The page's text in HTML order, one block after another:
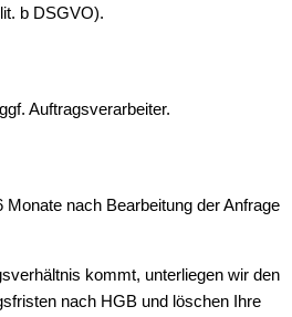
b DSGVO).
Auftragsverarbeiter.
nach Bearbeitung der Anfrage
kommt, unterliegen wir den
nach HGB und löschen Ihre